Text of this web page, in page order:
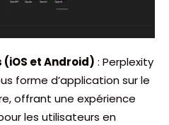
et Android) : Perplexity
forme d’application sur le
offrant une expérience
les utilisateurs en